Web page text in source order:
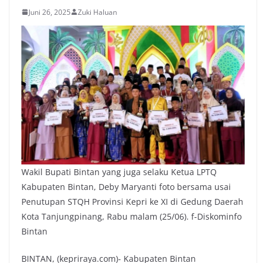
Juni 26, 2025 Zuki Haluan
Wakil Bupati Bintan yang juga selaku Ketua LPTQ
Kabupaten Bintan, Deby Maryanti foto bersama usai
Penutupan STQH Provinsi Kepri ke XI di Gedung Daerah
Kota Tanjungpinang, Rabu malam (25/06). f-Diskominfo
Bintan
BINTAN, (kepriraya.com)- Kabupaten Bintan